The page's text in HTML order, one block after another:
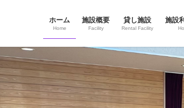
ホーム
Home
施設概要
Facility
貸し施設
Rental Facility
施設